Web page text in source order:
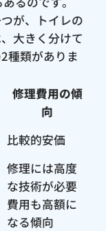
が、トイレの
大きく分けて
種類がありま
修理費用の傾
向
比較的安価
修理には高度
な技術が必要
費用も高額に
なる傾向